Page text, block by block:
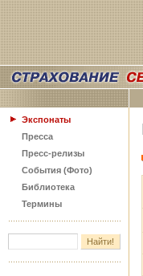
Экспонаты
Пресса
Пресс-релизы
События (Фото)
Библиотека
Термины